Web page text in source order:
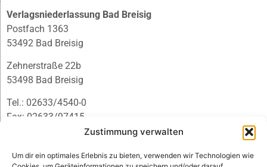
Zustimmung verwalten
Um dir ein optimales Erlebnis zu bieten, verwenden wir Technologien wie
Verlagsniederlassung Bad Breisig
Postfach 1363
53492 Bad Breisig
Zehnerstraße 22b
53498 Bad Breisig
Tel.: 02633/4540-0
Fax: 02633/97415
infobb@blmedien.de